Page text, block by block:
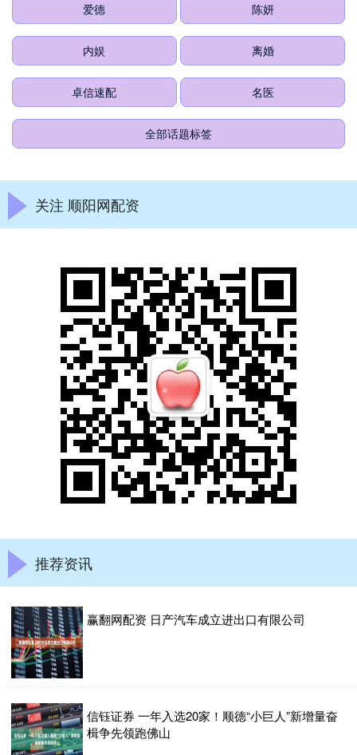
爱德 陈妍
内娱 离婚
卓信速配 名医
全部话题标签
关注 顺阳网配资
推荐资讯
赢翻网配资 日产汽车成立进出口有限公司
信钰证券 一年入选20家！顺德“小巨人”新增量奋
楫争先领跑佛山